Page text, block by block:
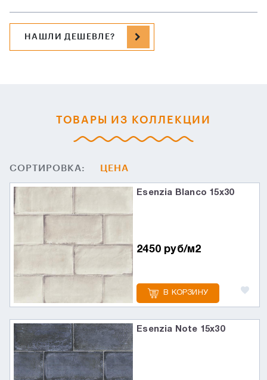
НАШЛИ ДЕШЕВЛЕ?
ТОВАРЫ ИЗ КОЛЛЕКЦИИ
СОРТИРОВКА: ЦЕНА
Esenzia Blanco 15х30
2450 руб/м2
В КОРЗИНУ
Esenzia Note 15х30